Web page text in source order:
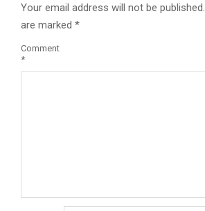
Your email address will not be published.
are marked *
Comment
*